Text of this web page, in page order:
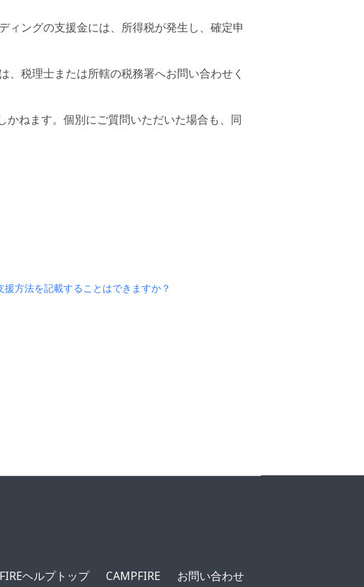
ィングの支援金には、所得税が発生し、確定申
税理士または所轄の税務署へお問い合わせく
ねます。個別にご質問いただいた場合も、同
方法を記載することはできますか？
ヘルプトップ CAMPFIRE お問い合わせ